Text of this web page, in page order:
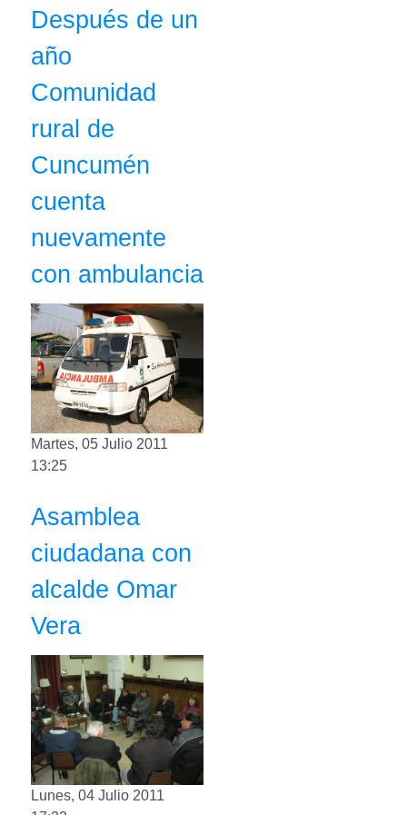
Después de un
año
Comunidad
rural de
Cuncumén
cuenta
nuevamente
con ambulancia
Martes, 05 Julio 2011
13:25
Asamblea
ciudadana con
alcalde Omar
Vera
Lunes, 04 Julio 2011